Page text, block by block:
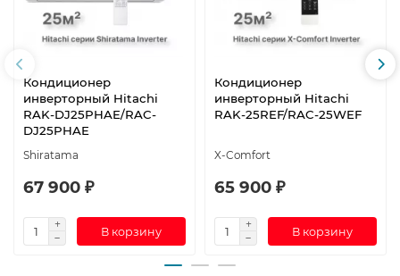
Кондиционер
инверторный Hitachi
RAK-DJ25PHAE/RAC-
DJ25PHAE
Shiratama
67 900 ₽
В корзину
Кондиционер
инверторный Hitachi
RAK-25REF/RAC-25WEF
X-Comfort
65 900 ₽
В корзину